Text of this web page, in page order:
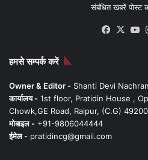
संबंधित खबरें पोस्ट
X
हमसे सम्पर्क करें
Owner & Editor - Shanti Devi
कार्यालय - 1st floor, Pratidin House ,
Chowk,GE Road, Raipur, (C.G)
मोबाइल - +91-9806044444
ईमेल - pratidincg@gmail.com